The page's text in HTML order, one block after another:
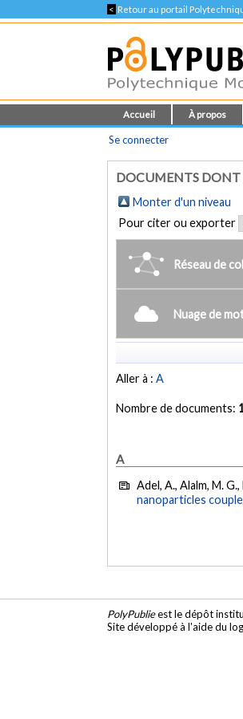
< Retour au portail
Accueil À propos
Se connecter
DOCUMENTS DONT
Monter d'un niveau
Pour citer ou exporter
Réseau de
Nuage de
Aller à :A
Nombre de documents:
A
Adel, A., Alalm, M.
nanoparticles
PolyPublieest le dépôt
Site développé à l'aide du